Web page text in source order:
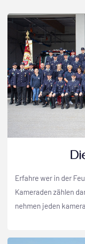
Erfahre wer in der
Kameraden zählen
nehmen jeden